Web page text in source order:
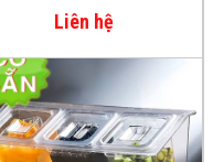
nắp nhựa cong trưng bày tiệc
Liên hệ